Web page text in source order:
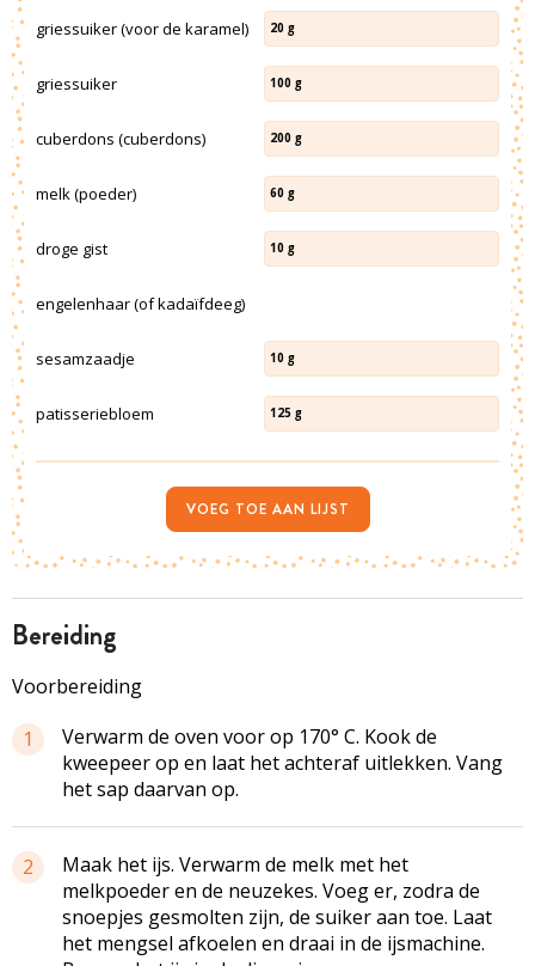
bereiding
Voorbereiding
1
Verwarm de oven voor op 170° C. Kook de
kweepeer op en laat het achteraf uitlekken. Vang
het sap daarvan op.
2
Maak het ijs. Verwarm de melk met het
melkpoeder en de neuzekes. Voeg er, zodra de
snoepjes gesmolten zijn, de suiker aan toe. Laat
het mengsel afkoelen en draai in de ijsmachine.
griessuiker (voor de karamel) 20 g
griessuiker 100 g
cuberdons (cuberdons) 200 g
melk (poeder) 60 g
droge gist 10 g
engelenhaar (of kadaïfdeeg)
sesamzaadje 10 g
patisseriebloem 125 g
VOEG TOE AAN LIJST